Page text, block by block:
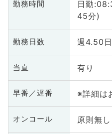
勤務時間
日勤
45分)
勤務日数 週4.50日
当直 有り
早番／遅番 ※詳細は
オンコール 原則無し